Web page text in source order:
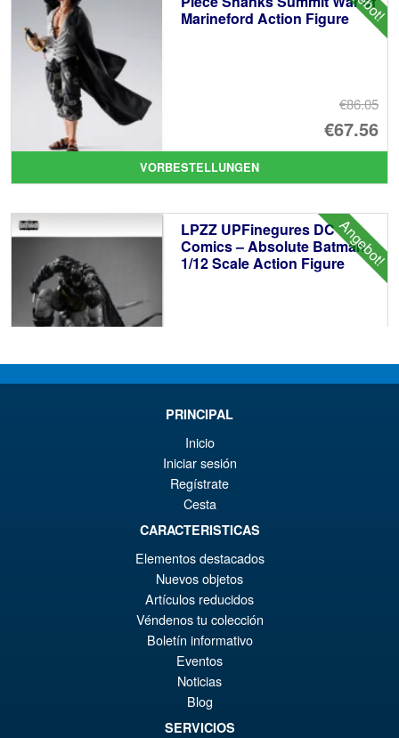
Marineford Action Figure
€86.05
€67.56
VORBESTELLUNGEN
Angebot!
LPZZ UPFinegures DC
Comics – Absolute Batman
1/12 Scale Action Figure
VORBESTELLUNGEN
S.H.MonsterArts Godzilla 2003
Tokyo SOS Action Figure
VORBESTELLUNGEN
S.H.Figuarts Yu Yu Hakusho
Hiei Action Figure
PRINCIPAL
Inicio
Iniciar sesión
Regístrate
Cesta
CARACTERISTICAS
Elementos destacados
Nuevos objetos
Artículos reducidos
Véndenos tu colección
Boletín informativo
Eventos
Noticias
Blog
SERVICIOS